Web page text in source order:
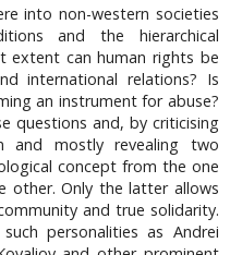
into non-western societies
and the hierarchical
extent can human rights be
international relations? Is
an instrument for abuse?
questions and, by criticising
and mostly revealing two
concept from the one
other. Only the latter allows
and true solidarity.
personalities as Andrei